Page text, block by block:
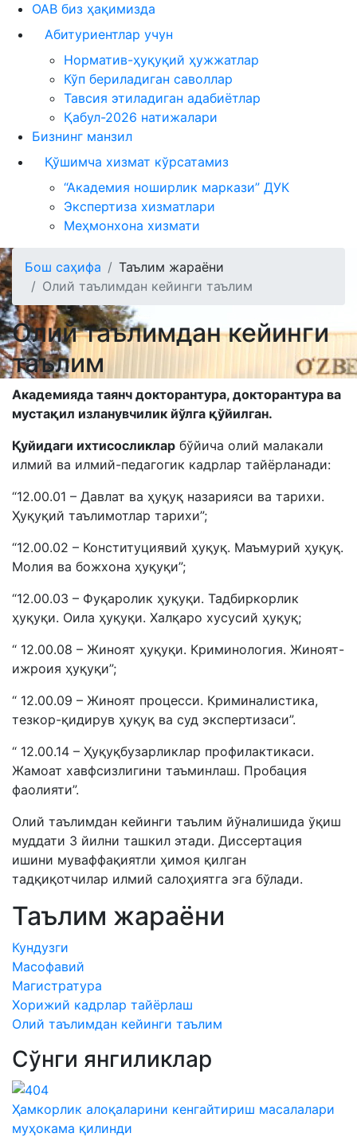
ОАВ биз ҳақимизда
Абитуриентлар учун
Норматив-ҳуқуқий ҳужжатлар
Кўп бериладиган саволлар
Тавсия этиладиган адабиётлар
Қабул-2026 натижалари
Бизнинг манзил
Қўшимча хизмат кўрсатамиз
“Академия ноширлик маркази” ДУК
Экспертиза хизматлари
Меҳмонхона хизмати
Бош саҳифа
Таълим жараёни
Олий таълимдан кейинги таълим
Олий таълимдан кейинги
таълим
Академияда таянч докторантура, докторантура ва
мустақил изланувчилик йўлга қўйилган.
Қуйидаги ихтисосликлар бўйича олий малакали
илмий ва илмий-педагогик кадрлар тайёрланади:
“12.00.01 – Давлат ва ҳуқуқ назарияси ва тарихи.
Ҳуқуқий таълимотлар тарихи”;
“12.00.02 – Конституциявий ҳуқуқ. Маъмурий ҳуқуқ.
Молия ва божхона ҳуқуқи”;
“12.00.03 – Фуқаролик ҳуқуқи. Тадбиркорлик
ҳуқуқи. Оила ҳуқуқи. Халқаро хусусий ҳуқуқ;
“ 12.00.08 – Жиноят ҳуқуқи. Криминология. Жиноят-
ижроия ҳуқуқи”;
“ 12.00.09 – Жиноят процесси. Криминалистика,
тезкор-қидирув ҳуқуқ ва суд экспертизаси”.
“ 12.00.14 – Ҳуқуқбузарликлар профилактикаси.
Жамоат хавфсизлигини таъминлаш. Пробация
фаолияти”.
Олий таълимдан кейинги таълим йўналишида ўқиш
муддати 3 йилни ташкил этади. Диссертация
ишини муваффақиятли ҳимоя қилган
тадқиқотчилар илмий салоҳиятга эга бўлади.
Таълим жараёни
Кундузги
Масофавий
Магистратура
Хорижий кадрлар тайёрлаш
Олий таълимдан кейинги таълим
Сўнги янгиликлар
Ҳамкорлик алоқаларини кенгайтириш масалалари
муҳокама қилинди